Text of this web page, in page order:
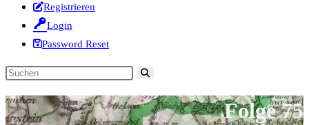
Registrieren
Login
Password Reset
Diese
durchsuchen
Folge 75